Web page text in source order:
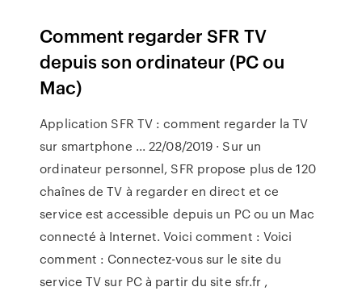
Comment regarder SFR TV
depuis son ordinateur (PC ou
Mac)
Application SFR TV : comment regarder la TV
sur smartphone ... 22/08/2019 · Sur un
ordinateur personnel, SFR propose plus de 120
chaînes de TV à regarder en direct et ce
service est accessible depuis un PC ou un Mac
connecté à Internet. Voici comment : Voici
comment : Connectez-vous sur le site du
service TV sur PC à partir du site sfr.fr ,